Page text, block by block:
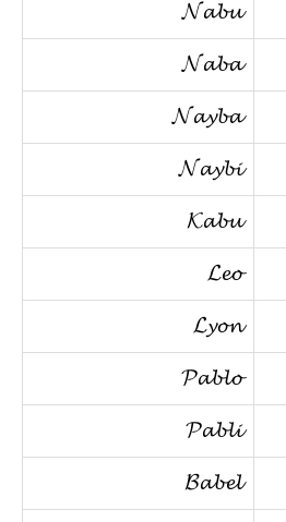
𝓝𝓪𝓫𝓾
𝓝𝓪𝓫𝓪
𝓝𝓪𝔂𝓫𝓪
𝓝𝓪𝔂𝓫𝓲
𝓚𝓪𝓫𝓾
𝓛𝓮𝓸
𝓛𝔂𝓸𝓷
𝓟𝓪𝓫𝓵𝓸
𝓟𝓪𝓫𝓵𝓲
𝓑𝓪𝓫𝓮𝓵